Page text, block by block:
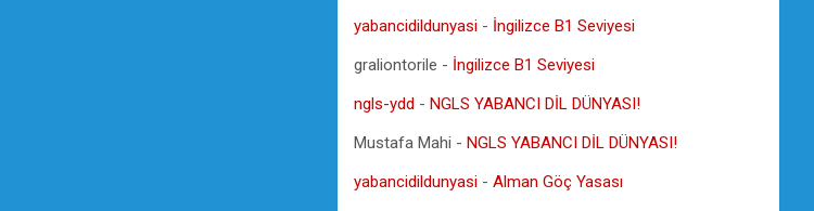
yabancidildunyasi - İngilizce B1 Seviyesi
graliontorile - İngilizce B1 Seviyesi
ngls-ydd -NGLS YABANCI DİL DÜNYASI!
Mustafa Mahi -NGLS YABANCI DİL DÜNYASI!
yabancidildunyasi -Alman Göç Yasası